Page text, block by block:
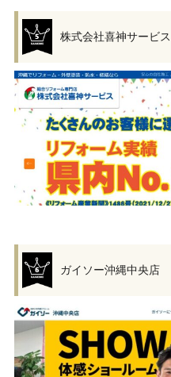
株式会社喜神サービス
ガイソー沖縄中央店